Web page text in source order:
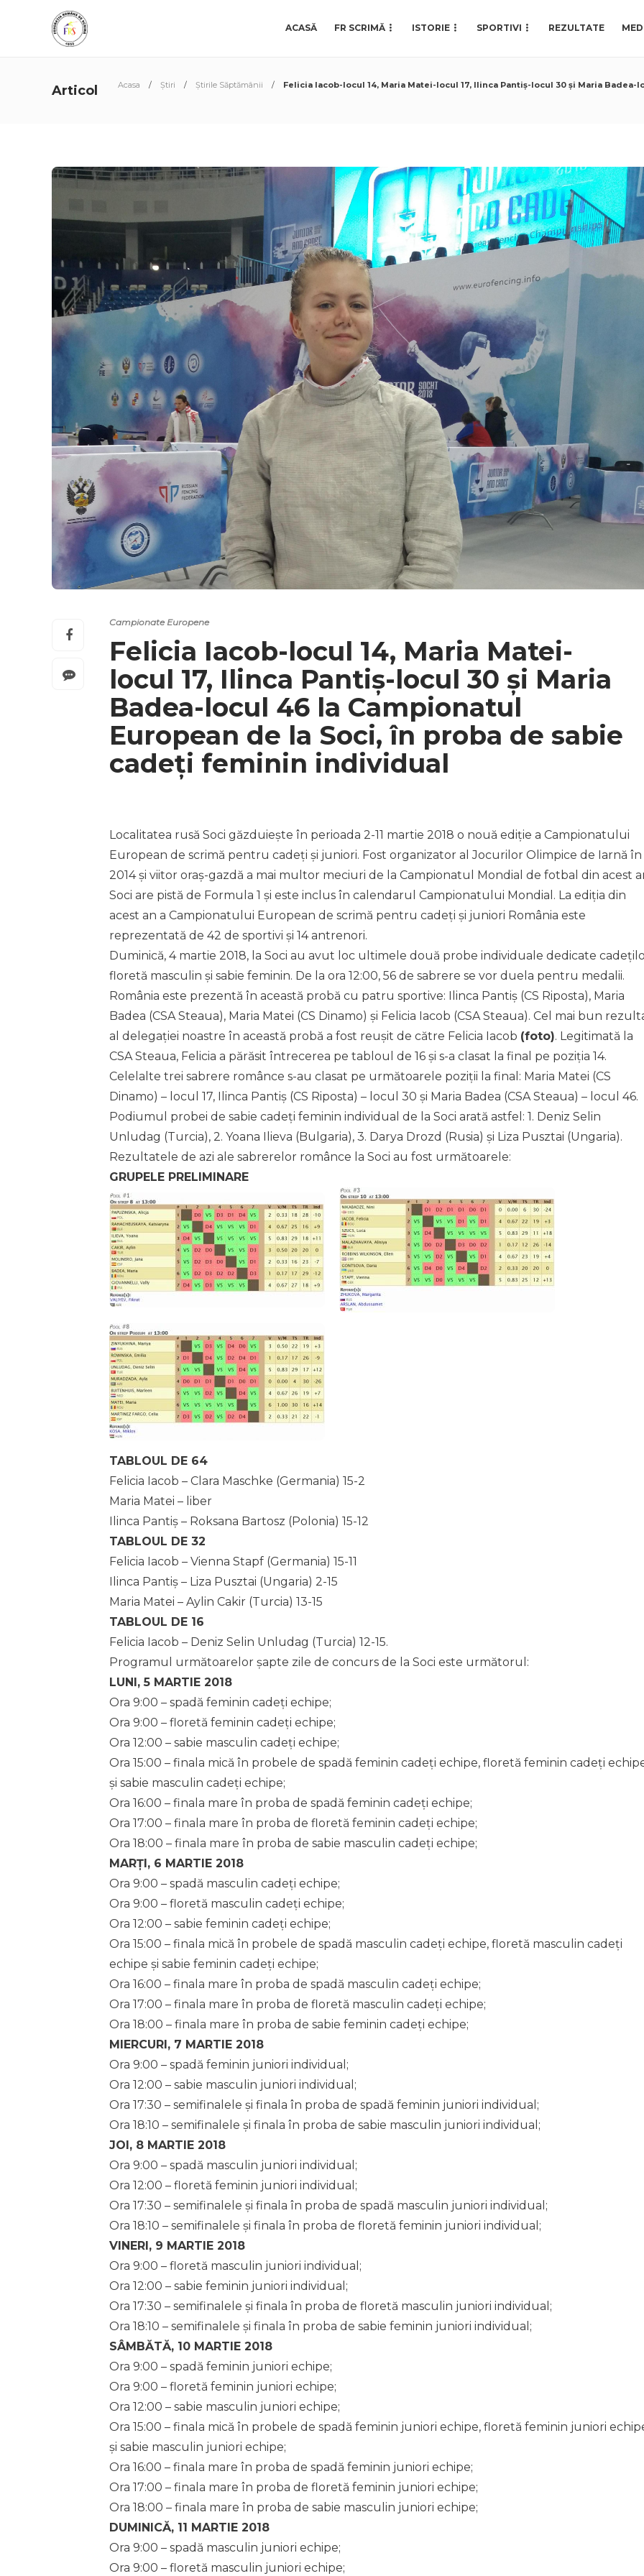
ACASĂ FR SCRIMĂ ISTORIE SPORTIVI REZULTATE
Articol Acasa Știri Știrile Săptămânii Felicia Iacob-locul 14, Maria Matei-locul 17, Ilinca Pantiș-locul 30 și Maria
Campionate Europene
Felicia Iacob-locul 14, Maria Matei-
locul 17, Ilinca Pantiș-locul 30 și Maria
Badea-locul 46 la Campionatul
European de la Soci, în proba de sabie
cadeți feminin individual
Localitatea rusă Soci găzduiește în perioada 2-11 martie 2018 o nouă ediție a Campionatului
European de scrimă pentru cadeți și juniori. Fost organizator al Jocurilor Olimpice de Iarnă în
2014 și viitor oraș-gazdă a mai multor meciuri de la Campionatul Mondial de fotbal din acest
Soci are pistă de Formula 1 și este inclus în calendarul Campionatului Mondial. La ediția din
acest an a Campionatului European de scrimă pentru cadeți și juniori România este
reprezentată de 42 de sportivi și 14 antrenori.
Duminică, 4 martie 2018, la Soci au avut loc ultimele două probe individuale dedicate
floretă masculin și sabie feminin. De la ora 12:00, 56 de sabrere se vor duela pentru medalii.
România este prezentă în această probă cu patru sportive: Ilinca Pantiș (CS Riposta), Maria
Badea (CSA Steaua), Maria Matei (CS Dinamo) și Felicia Iacob (CSA Steaua). Cel mai bun
al delegației noastre în această probă a fost reușit de către Felicia Iacob (foto). Legitimată la
CSA Steaua, Felicia a părăsit întrecerea pe tabloul de 16 și s-a clasat la final pe poziția 14.
Celelalte trei sabrere românce s-au clasat pe următoarele poziții la final: Maria Matei (CS
Dinamo) – locul 17, Ilinca Pantiș (CS Riposta) – locul 30 și Maria Badea (CSA Steaua) – locul 46.
Podiumul probei de sabie cadeți feminin individual de la Soci arată astfel: 1. Deniz Selin
Unludag (Turcia), 2. Yoana Ilieva (Bulgaria), 3. Darya Drozd (Rusia) și Liza Pusztai (Ungaria).
Rezultatele de azi ale sabrerelor românce la Soci au fost următoarele:
GRUPELE PRELIMINARE
TABLOUL DE 64
Felicia Iacob – Clara Maschke (Germania) 15-2
Maria Matei – liber
Ilinca Pantiș – Roksana Bartosz (Polonia) 15-12
TABLOUL DE 32
Felicia Iacob – Vienna Stapf (Germania) 15-11
Ilinca Pantiș – Liza Pusztai (Ungaria) 2-15
Maria Matei – Aylin Cakir (Turcia) 13-15
TABLOUL DE 16
Felicia Iacob – Deniz Selin Unludag (Turcia) 12-15.
Programul următoarelor șapte zile de concurs de la Soci este următorul:
LUNI, 5 MARTIE 2018
Ora 9:00 – spadă feminin cadeți echipe;
Ora 9:00 – floretă feminin cadeți echipe;
Ora 12:00 – sabie masculin cadeți echipe;
Ora 15:00 – finala mică în probele de spadă feminin cadeți echipe, floretă feminin cadeți
și sabie masculin cadeți echipe;
Ora 16:00 – finala mare în proba de spadă feminin cadeți echipe;
Ora 17:00 – finala mare în proba de floretă feminin cadeți echipe;
Ora 18:00 – finala mare în proba de sabie masculin cadeți echipe;
MARȚI, 6 MARTIE 2018
Ora 9:00 – spadă masculin cadeți echipe;
Ora 9:00 – floretă masculin cadeți echipe;
Ora 12:00 – sabie feminin cadeți echipe;
Ora 15:00 – finala mică în probele de spadă masculin cadeți echipe, floretă masculin cadeți
echipe și sabie feminin cadeți echipe;
Ora 16:00 – finala mare în proba de spadă masculin cadeți echipe;
Ora 17:00 – finala mare în proba de floretă masculin cadeți echipe;
Ora 18:00 – finala mare în proba de sabie feminin cadeți echipe;
MIERCURI, 7 MARTIE 2018
Ora 9:00 – spadă feminin juniori individual;
Ora 12:00 – sabie masculin juniori individual;
Ora 17:30 – semifinalele și finala în proba de spadă feminin juniori individual;
Ora 18:10 – semifinalele și finala în proba de sabie masculin juniori individual;
JOI, 8 MARTIE 2018
Ora 9:00 – spadă masculin juniori individual;
Ora 12:00 – floretă feminin juniori individual;
Ora 17:30 – semifinalele și finala în proba de spadă masculin juniori individual;
Ora 18:10 – semifinalele și finala în proba de floretă feminin juniori individual;
VINERI, 9 MARTIE 2018
Ora 9:00 – floretă masculin juniori individual;
Ora 12:00 – sabie feminin juniori individual;
Ora 17:30 – semifinalele și finala în proba de floretă masculin juniori individual;
Ora 18:10 – semifinalele și finala în proba de sabie feminin juniori individual;
SÂMBĂTĂ, 10 MARTIE 2018
Ora 9:00 – spadă feminin juniori echipe;
Ora 9:00 – floretă feminin juniori echipe;
Ora 12:00 – sabie masculin juniori echipe;
Ora 15:00 – finala mică în probele de spadă feminin juniori echipe, floretă feminin juniori
și sabie masculin juniori echipe;
Ora 16:00 – finala mare în proba de spadă feminin juniori echipe;
Ora 17:00 – finala mare în proba de floretă feminin juniori echipe;
Ora 18:00 – finala mare în proba de sabie masculin juniori echipe;
DUMINICĂ, 11 MARTIE 2018
Ora 9:00 – spadă masculin juniori echipe;
Ora 9:00 – floretă masculin juniori echipe;